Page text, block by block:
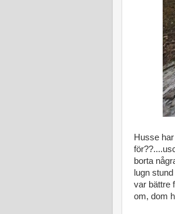
Husse
borta
lugn
var bättre
om, dom